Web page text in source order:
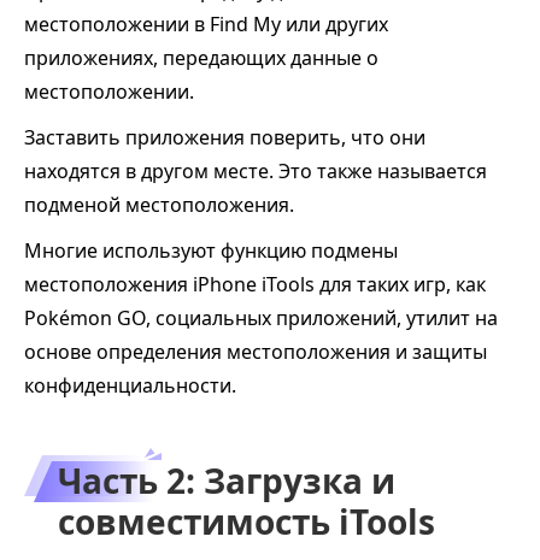
местоположении в Find My или других
приложениях, передающих данные о
местоположении.
Заставить приложения поверить, что они
находятся в другом месте. Это также называется
подменой местоположения.
Многие используют функцию подмены
местоположения iPhone iTools для таких игр, как
Pokémon GO, социальных приложений, утилит на
основе определения местоположения и защиты
конфиденциальности.
Часть 2: Загрузка и
совместимость iTools